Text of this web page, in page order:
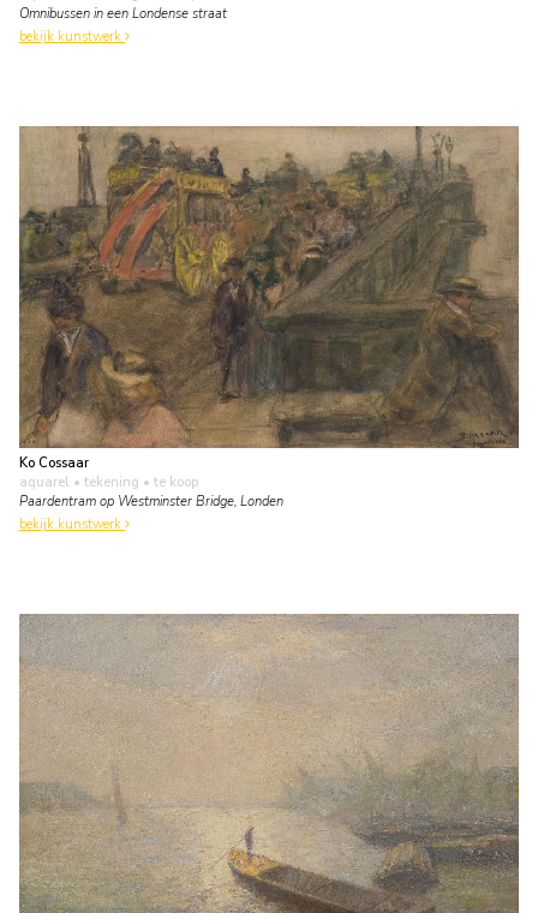
Omnibussen in een Londense straat
bekijk kunstwerk
Ko Cossaar
aquarel • tekening • te koop
Paardentram op Westminster Bridge, Londen
bekijk kunstwerk